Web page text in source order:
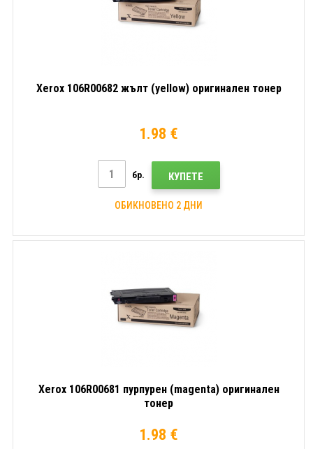
Xerox 106R00682 жълт (yellow) оригинален тонер
1.98 €
бр. КУПЕТЕ
ОБИКНОВЕНО 2 ДНИ
Xerox 106R00681 пурпурен (magenta) оригинален
тонер
1.98 €